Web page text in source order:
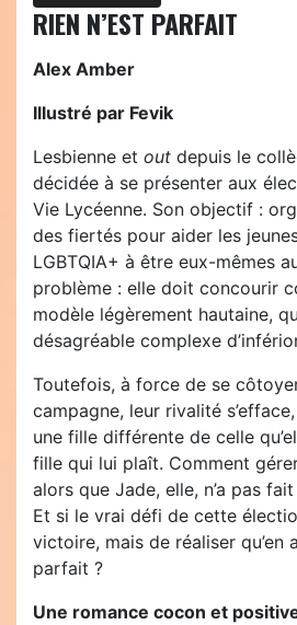
RIEN N’EST PARFAIT
Alex Amber
Illustré par Fevik
Lesbienne et out depuis le
décidée à se présenter aux
Vie Lycéenne. Son objectif :
des fiertés pour aider les
LGBTQIA+ à être eux-mêmes
problème : elle doit concourir
modèle légèrement hautaine,
désagréable complexe
Toutefois, à force de se
campagne, leur rivalité
une fille différente de celle
fille qui lui plaît. Comment
alors que Jade, elle, n’a pas
Et si le vrai défi de cette
victoire, mais de réaliser qu’en
parfait ?
Une romance cocon et